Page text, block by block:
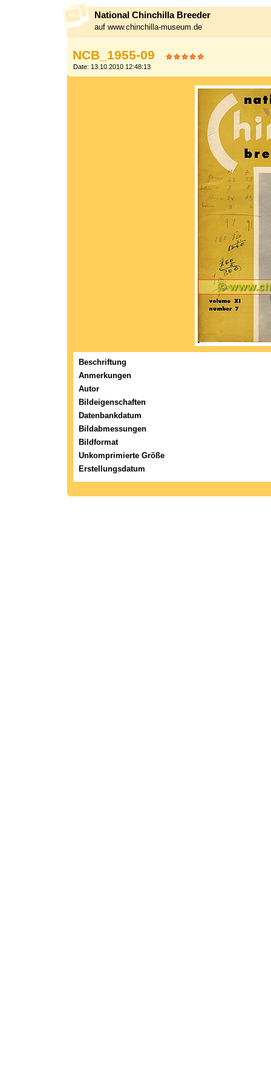
National Chinchilla Breeder
auf www.chinchilla-museum.de
NCB_1955-09
Date: 13.10.2010 12:48:13
Beschriftung
Anmerkungen
Autor
Bildeigenschaften
Datenbankdatum
Bildabmessungen
Bildformat
Unkomprimierte Größe
Erstellungsdatum